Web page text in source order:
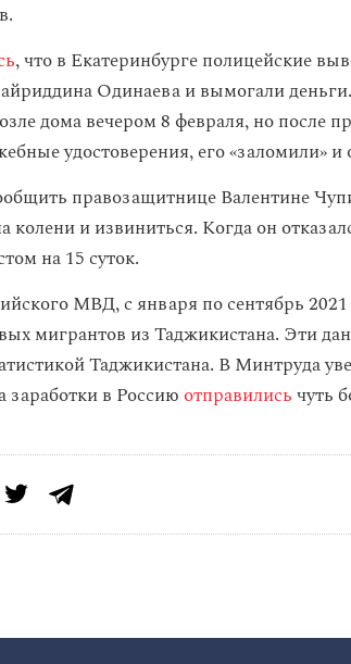
, что в Екатеринбурге полицейские
Одинаева и вымогали
дома вечером 8 февраля, но после
удостоверения, его «заломили» и
правозащитнице Валентине
колени и извиниться. Когда он
на 15 суток.
МВД, с января по сентябрь 2021
мигрантов из Таджикистана. Эти
Таджикистана. В Минтруда
заработки в Россию отправилисьчуть